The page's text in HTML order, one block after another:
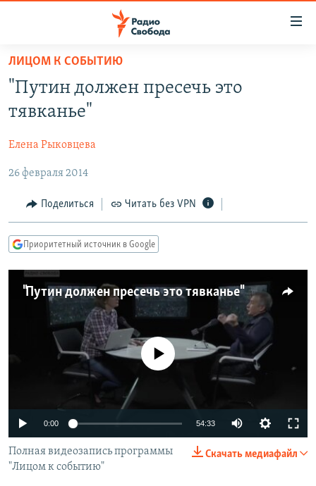
упрощенного
доступа
основному
Вернутся
главной
навигации
Вернутся
поиску
ПРОГРАММЫ
ПОДКАСТЫ
ЦИТАТЫ СВОБОДЫ
МНЕНИЯ
КУЛЬТУРА
IDEL.РЕАЛИИ
КАВКАЗ.РЕАЛИИ
СЕВЕР.РЕАЛИИ
СИБИРЬ.РЕАЛИИ
РАСПИСАНИЕ ВЕЩАНИЯ
ПОДПИШИТЕСЬ НА РАССЫЛКУ
СОЦИАЛЬНЫЕ СЕТИ
ЛИЦОМ К СОБЫТИЮ
"Путин должен пресечь это
тявканье"
Елена Рыковцева
26 февраля 2014
Поделиться Читать без VPN
Приоритетный источник в Google
"Путин должен пресечь это тявканье"
No media source currently available
0:00 54:33
Скачать медиафайл
Полная видеозапись программы
"Лицом к событию"